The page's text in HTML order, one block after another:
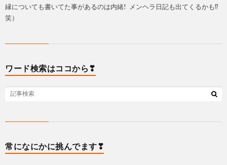
縁についても書いてた事があるのは内緒! メンヘラ日記も出てくるかも⁉
笑）
ワード検索はココから❣
常になにかに挑んでます❣